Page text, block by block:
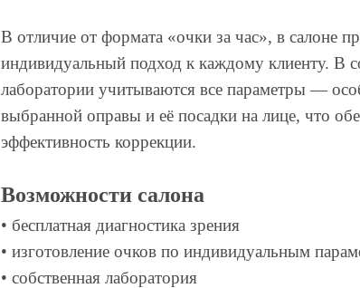
В отличие от формата «очки за час», в салоне
индивидуальный подход к каждому клиенту. В
лаборатории учитываются все параметры —
выбранной оправы и её посадки на лице, что
эффективность коррекции.
Возможности салона
• бесплатная диагностика зрения
• изготовление очков по индивидуальным
• собственная лаборатория